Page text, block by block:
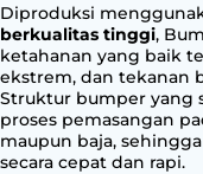
Diproduksi
berkualitas tinggi,
ketahanan yang baik
ekstrem, dan tekanan
Struktur bumper yang
proses pemasangan
maupun baja,
secara cepat dan rapi.